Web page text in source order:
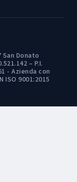
San Donato
– P.I.
- Azienda con
ISO 9001:2015